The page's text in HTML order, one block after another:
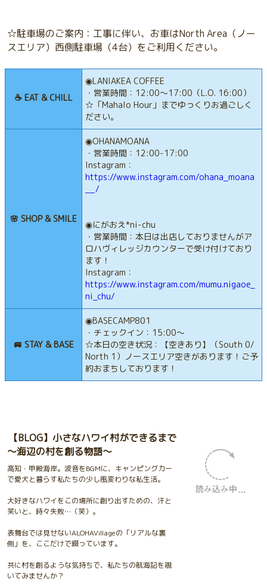
☆駐車場のご案内：工事に伴い、お車はNorth Area（ノー
スエリア）西側駐車場（4台）をご利用ください。
☕️ EAT & CHILL
◉LANIAKEA COFFEE
・営業時間：12:00〜17:00（L.O. 16:00）
☆「Mahalo Hour」までゆっくりお過ごしく
ださい。
🌸 SHOP & SMILE
◉OHANAMOANA
・営業時間：12:00-17:00
Instagram：
https://www.instagram.com/ohana_moana
__/
◉にがおえ*ni-chu
・営業時間：本日は出店しておりませんがア
ロハヴィレッジカウンターで受け付けており
ます！
Instagram：
https://www.instagram.com/mumu.nigaoe_
ni_chu/
🚐 STAY & BASE
◉BASECAMP801
・チェックイン：15:00〜
☆本日の空き状況：【空きあり】（South 0/
North 1）ノースエリア空きがあります！ご予
約おまちしております！
【BLOG】小さなハワイ村ができるまで
〜海辺の村を創る物語〜
高知・甲殿海岸。波音をBGMに、キャンピングカー
で愛犬と暮らす私たちの少し風変わりな私生活。
大好きなハワイをこの場所に創り出すための、汗と
笑いと、時々失敗…（笑）。
表舞台では見せないALOHAVillageの「リアルな裏
側」を、ここだけで綴っています。
共に村を創るような気持ちで、私たちの航海記を覗
いてみませんか？